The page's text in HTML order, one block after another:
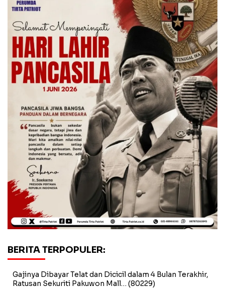
BERITA TERPOPULER:
Gajinya Dibayar Telat dan Dicicil dalam 4 Bulan Terakhir,
Ratusan Sekuriti Pakuwon Mall… (80229)